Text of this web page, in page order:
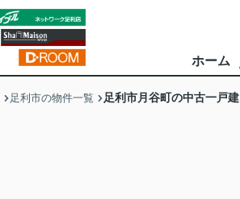
ホーム
足利市の物件一覧 足利市月谷町の中古一戸建